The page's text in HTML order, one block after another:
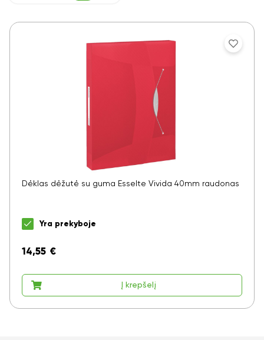
Dėklas dėžutė su guma Esselte Vivida 40mm raudonas
Yra prekyboje
14,55 €
Į krepšelį